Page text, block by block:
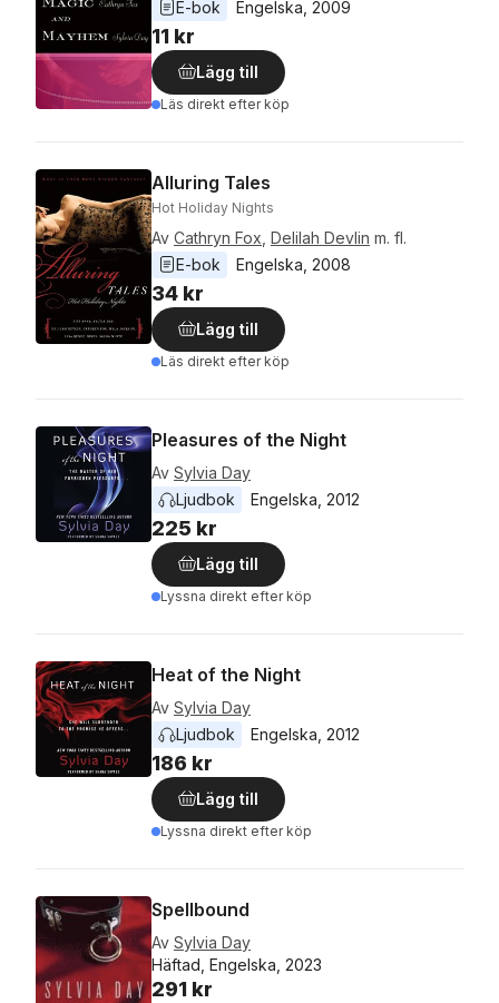
E-bok Engelska 2009
11 kr
Lägg till
Läs direkt efter köp
Alluring Tales
Hot Holiday Nights
Av Cathryn Fox Delilah Devlin m. fl.
E-bok
Engelska 2008
34 kr
Lägg till
Läs direkt efter köp
Pleasures of the Night
Av Sylvia Day
Ljudbok
Engelska 2012
225 kr
Lägg till
Lyssna direkt efter köp
Heat of the Night
Av Sylvia Day
Ljudbok
Engelska 2012
186 kr
Lägg till
Lyssna direkt efter köp
Spellbound
Av Sylvia Day
Häftad, Engelska, 2023
291 kr